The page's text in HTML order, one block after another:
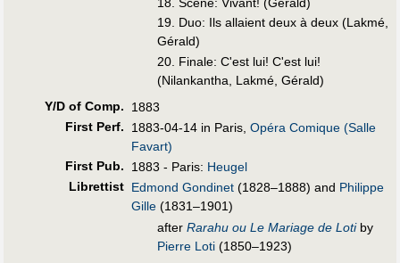
19. Duo: Ils allaient deux à deux (Lakmé,
Gérald)
20. Finale: C'est lui! C'est lui!
(Nilankantha, Lakmé, Gérald)
Y/D of Comp.
1883
First Perf. 1883-04-14 in Paris, Opéra Comique (Salle
Favart)
First Pub. 1883 - Paris: Heugel
Librettist Edmond Gondinet (1828–1888) and Philippe
Gille (1831–1901)
after Rarahu ou Le Mariage de Lotiby
Pierre Loti(1850–1923)